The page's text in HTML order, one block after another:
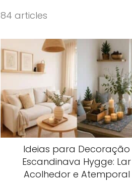
84 articles
Ideias para Decoração
Escandinava Hygge: Lar
Acolhedor e Atemporal